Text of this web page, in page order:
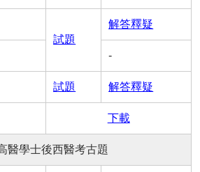
試題
解答釋疑
-
試題 解答釋疑
下載
醫學士後西醫考古題